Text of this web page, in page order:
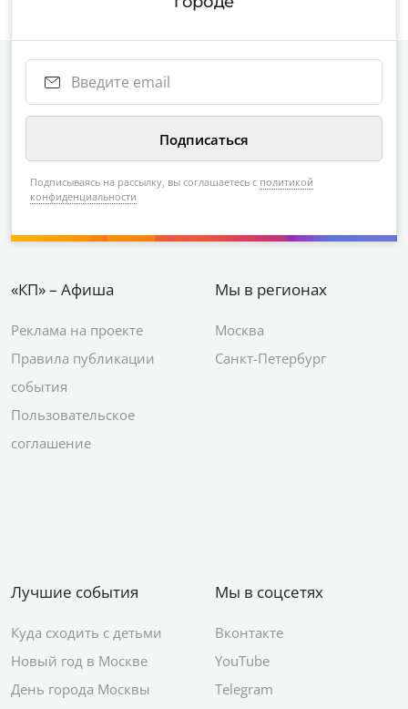
Подписываясь на рассылку, вы соглашаетесь с политикой
конфиденциальности
«КП» – Афиша
Реклама на проекте
Правила публикации
события
Пользовательское
соглашение
Мы в регионах
Москва
Санкт-Петербург
Лучшие события
Куда сходить с детьми
Новый год в Москве
День города Москвы
Мы в соцсетях
Вконтакте
YouTube
Telegram